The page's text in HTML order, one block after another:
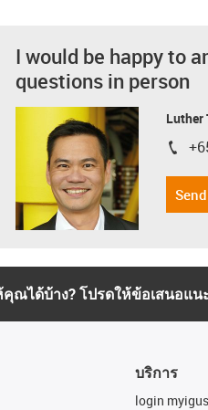
I would be happy to
questions in person
Luther
igus-
คุณได้บ้าง? โปรดให้ข้อเสนอแน
บริการ
login myigus